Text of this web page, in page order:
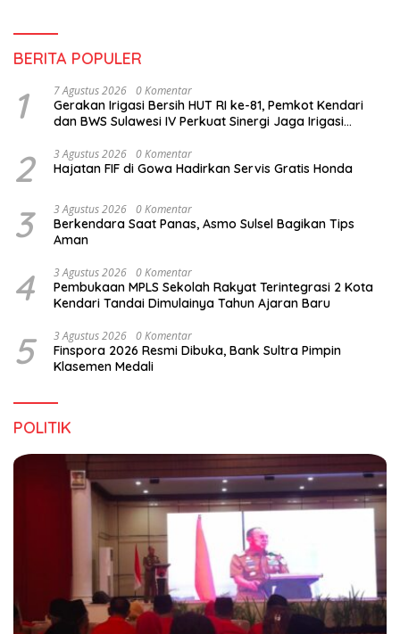
BERITA POPULER
1 7 Agustus 2026 0 Komentar
Gerakan Irigasi Bersih HUT RI ke-81, Pemkot Kendari
dan BWS Sulawesi IV Perkuat Sinergi Jaga Irigasi
2 3 Agustus 2026 0 Komentar
Hajatan FIF di Gowa Hadirkan Servis Gratis Honda
3 3 Agustus 2026 0 Komentar
Berkendara Saat Panas, Asmo Sulsel Bagikan Tips
Aman
4 3 Agustus 2026 0 Komentar
Pembukaan MPLS Sekolah Rakyat Terintegrasi 2 Kota
Kendari Tandai Dimulainya Tahun Ajaran Baru
5 3 Agustus 2026 0 Komentar
Finspora 2026 Resmi Dibuka, Bank Sultra Pimpin
Klasemen Medali
POLITIK